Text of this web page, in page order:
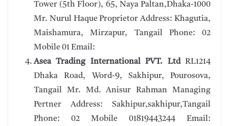
Tower (5th Floor), 65, Naya Paltan,Dhaka-1000
Mr. Nurul Haque Proprietor Address: Khagutia,
Maishamura, Mirzapur, Tangail Phone: 02
Mobile 01 Email:
Asea Trading International PVT. LtdRL1214
Dhaka Road, Word-9, Sakhipur, Pourosova,
Tangail Mr. Md. Anisur Rahman Managing
Pertner Address: Sakhipur,sakhipur,Tangail
Phone: 02 Mobile 01819443244 Email: